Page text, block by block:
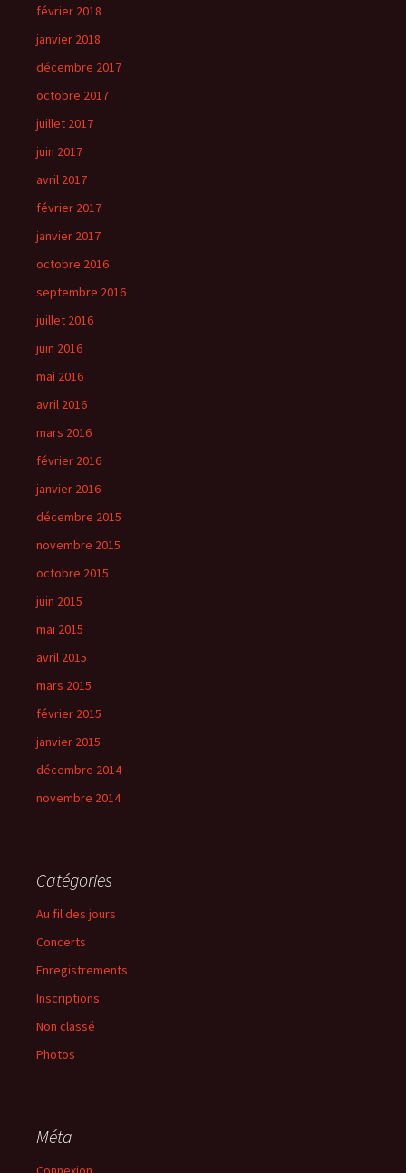
février 2018
janvier 2018
décembre 2017
octobre 2017
juillet 2017
juin 2017
avril 2017
février 2017
janvier 2017
octobre 2016
septembre 2016
juillet 2016
juin 2016
mai 2016
avril 2016
mars 2016
février 2016
janvier 2016
décembre 2015
novembre 2015
octobre 2015
juin 2015
mai 2015
avril 2015
mars 2015
février 2015
janvier 2015
décembre 2014
novembre 2014
Catégories
Au fil des jours
Concerts
Enregistrements
Inscriptions
Non classé
Photos
Méta